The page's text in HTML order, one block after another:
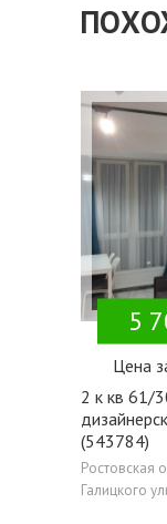
5
Цена
2 к кв 61/
(543784)
Ростовская
Галицкого